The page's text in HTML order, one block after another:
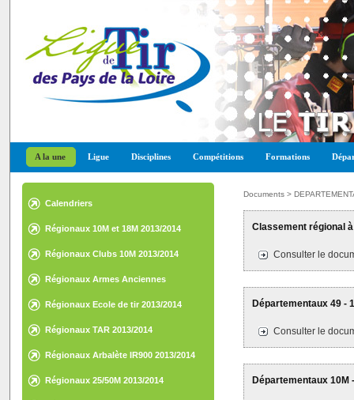
A la une Ligue Disciplines Compétitions Formations
Calendriers
Régionaux 10M et 18M 2013/2014
Régionaux Clubs 10M 2013/2014
Régionaux Armes Anciennes
Régionaux Ecole de tir 2013/2014
Régionaux TAR 2013/2014
Régionaux Arbalète IR900 2013/2014
Régionaux 25/50M 2013/2014
Documents >
Classement régional
Consulter le
Départementaux 49 -
Consulter le
Départementaux 10M